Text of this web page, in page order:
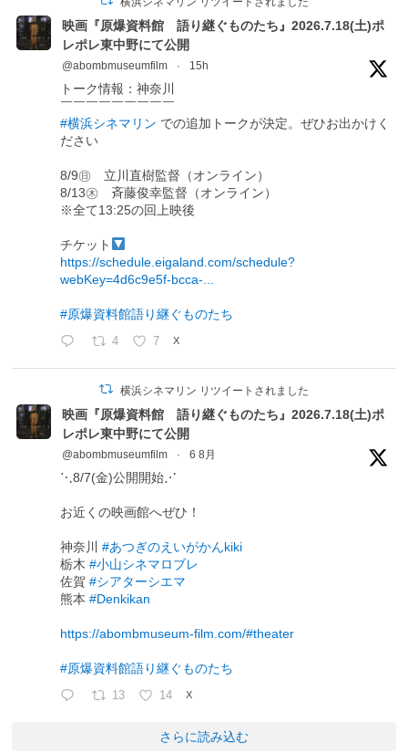
映画『原爆資料館 語り継ぐものたち』2026.7.18(土)ポ
レポレ東中野にて公開
@abombmuseumfilm · 15h
トーク情報：神奈川
￣￣￣￣￣￣￣￣￣
#横浜シネマリン での追加トークが決定。ぜひお出かけく
ださい
8/9㊐ 立川直樹監督（オンライン）
8/13㊍ 斉藤俊幸監督（オンライン）
※全て13:25の回上映後
チケット
https://schedule.eigaland.com/schedule?
webKey=4d6c9e5f-bcca-...
#原爆資料館語り継ぐものたち
4 7 X
横浜シネマリン リツイートされました
映画『原爆資料館 語り継ぐものたち』2026.7.18(土)ポ
レポレ東中野にて公開
@abombmuseumfilm · 6 8月
⋱8/7(金)公開開始⋰
お近くの映画館へぜひ！
神奈川#あつぎのえいがかんkiki
栃木#小山シネマロブレ
佐賀#シアターシエマ
熊本#Denkikan
https://abombmuseum-film.com/#theater
#原爆資料館語り継ぐものたち
13 14 X
さらに読み込む